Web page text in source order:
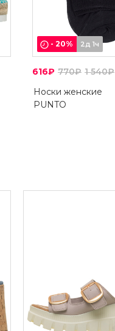
- 20% 2д 1ч
616₽ 770₽ 1 540₽
Носки женские
PUNTO